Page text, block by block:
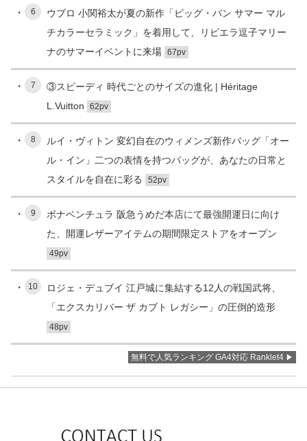
6
ウブロ 小関裕太が夏の新作「ビッグ・バン サマー マル
チカラーセラミック」を着用して、リビエラ逗子マリー
ナのサマーイベントに来場 67pv
7
③スピーディ 時代ごとのサイズの進化 | Héritage
L.Vuitton
62pv
8
ルイ・ヴィトン 変幻自在のウィメンズ新作バッグ「オー
ル・イン」二つの表情を持つバッグが、あなたの日常と
スタイルを自在に彩る
52pv
9
ボナベンチュラ 阪急うめだ本店にて最強開運日に向け
た、開運レザーアイテムの期間限定ストアをオープン
49pv
10
ロジェ・デュブイ 江戸城に集結する12人の戦国武将、
「エクスカリバー ザ カブト レガシー」の圧倒的造形
48pv
無料で人気ランキング GA4対応 Ranklet4